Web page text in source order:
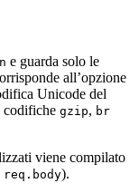
e guarda solo le
all’opzione
Unicode del
codifiche gzip, br
viene compilato
req.body).